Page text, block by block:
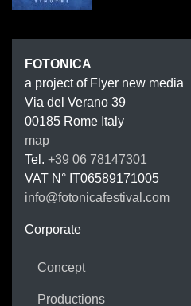
FOTONICA
a project of Flyer new media
Via del Verano 39
00185 Rome Italy
map
Tel. +39 06 78147301
VAT N° IT06589171005
info@fotonicafestival.com
Corporate
Concept
Productions